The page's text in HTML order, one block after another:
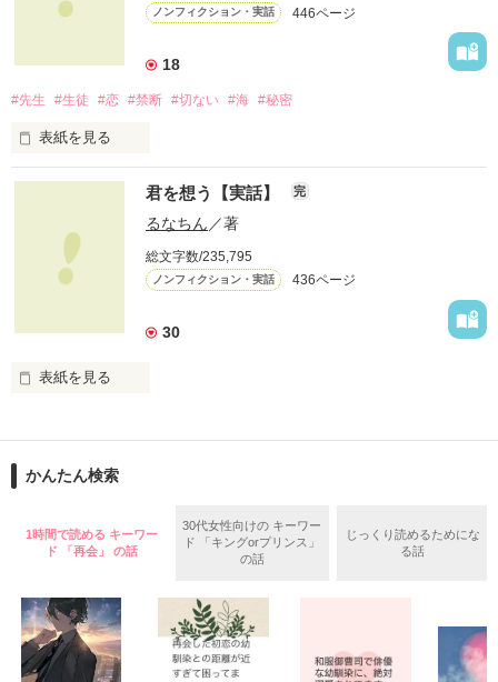
新郎カズミ　×　新婦おなつ
ドタバタ結婚式
登場人物の名前などは仮名です。
**************
◆「甘い結婚」特集掲載されました。
◆レビューありがとうございます。
水瀬 和奏　様 / 音葉 ぽるか様
ノンフィクション・実話 446ページ
18
#先生 #生徒 #恋 #禁断 #切ない #海 #秘密
表紙を見る
実体験を基にした、
他とはちょっと違う
先生との禁断の恋物語。
心から愛した人が、
手の届かない人だとしたら
あなたは知っていますか？
この奇跡の軌跡、その全てを―…
（2008/9/20〜2009/4/12）
二次審査進出作品です。
沢山の応援、
君を想う【実話】 完
るなちん／著
総文字数/235,795
ノンフィクション・実話 436ページ
30
表紙を見る
その度に何度も
かんたん検索
1時間で読める キーワー
ド 「再会」 の話
30代女性向けの キーワー
ド 「キングorプリンス」
の話
じっくり読めるためにな
る話